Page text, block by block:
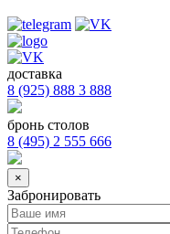
доставка
8 (925) 888 3 888
бронь столов
8 (495) 2 555 666
×
Забронировать